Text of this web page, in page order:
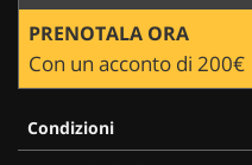
PRENOTALA ORA
Con un acconto di 200€
Condizioni